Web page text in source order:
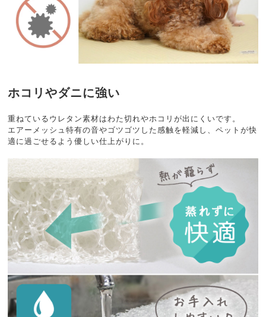
ホコリやダニに強い
重ねているウレタン素材はわた切れやホコリが出にくいです。
エアーメッシュ特有の音やゴツゴツした感触を軽減し、ペットが快
適に過ごせるよう優しい仕上がりに。